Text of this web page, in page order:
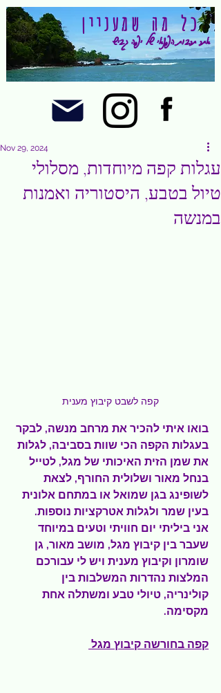
אתר תרבות הפנאי של יפה גביש
כל מה שמעניין
עגלות קפה מיוחדות, מסלולי
טיול בטבע, היסטוריה ואמנות
במנשה
Nov 29, 2024
קפה לשבט קיבוץ מענית
בואו איתי להכיר את מרחב מנשה, לבקר
בעגלות הקפה הכי שוות בסביבה, לגלות
את שמן הזית האיכותי של מגל, לטייל
בנחל מאור ושלולית החורף, לצאת
לשופינג בגן שמואל או במתחם אלונית
בעין שמר ולגלות אטרקציות נוספות.
אני ביליתי יום חוויתי וטעים במיוחד
שעבר בין קיבוץ מגל, מושב מאור, גן
שומרון וקיבוץ מענית ויש לי עבורכם
המלצות נהדרות המשלבות בין
קולינריה, טיולי טבע ומשתלה אחת
מקסימה.
קפה בחורשה קיבוץ מגל